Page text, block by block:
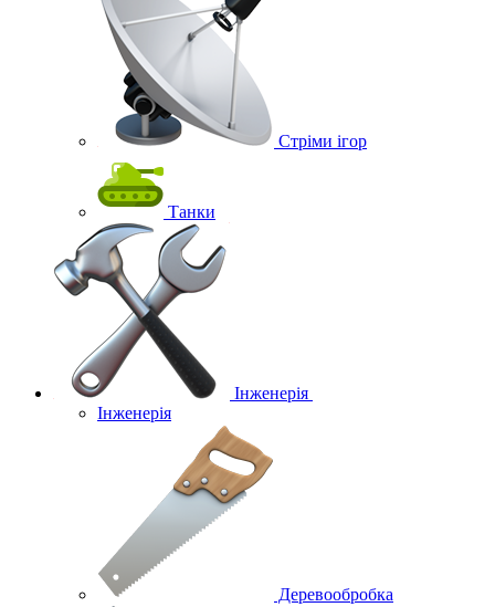
Стріми ігор
Танки
Інженерія
Інженерія
Деревообробка